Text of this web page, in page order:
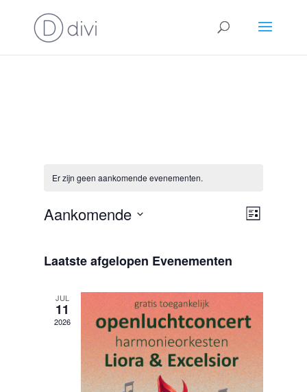
Er zijn geen aankomende evenementen.
Lijst
Aankomende
datum.
Laatste afgelopen Evenementen
JUL
11
2026